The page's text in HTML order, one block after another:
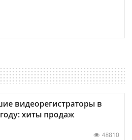
видеорегистраторы в
хиты продаж
48810